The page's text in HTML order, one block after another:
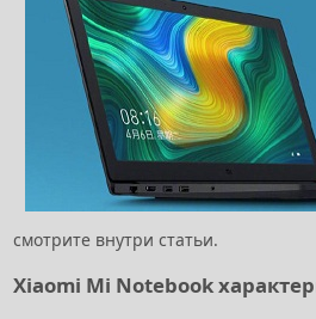
смотрите внутри статьи.
Xiaomi Mi Notebook